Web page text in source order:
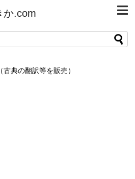
か.com
（古典の翻訳等を販売）